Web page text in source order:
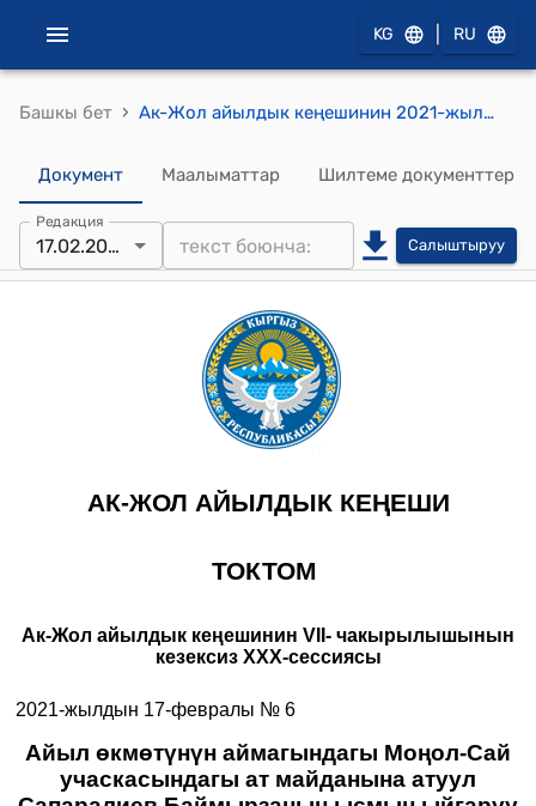
KG RU
Башкы бет › Ак-Жол айылдык кеңешинин 2021-жылдын 17-февралындагы № 6 "Айыл өкмөтүнүн аймагындагы Моңол-Сай учаскасындагы ат майданына атуул Сапаралиев Баймырзанын ысмын ыйгаруу жөнүндө" токтому
Документ Маалыматтар Шилтеме документтер
Редакция
17.02.2021 Салыштыруу